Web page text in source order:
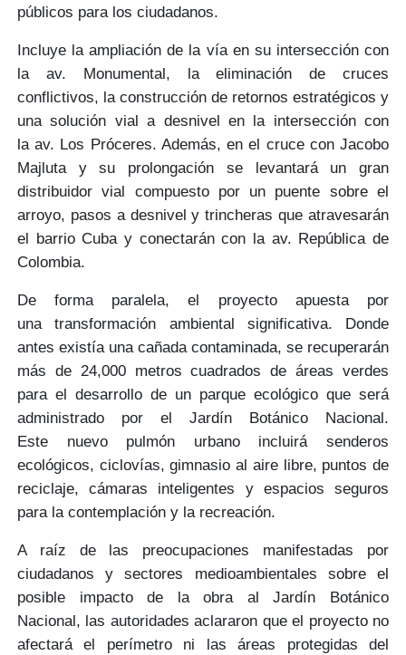
públicos para los ciudadanos.
Incluye la ampliación de la vía en su intersección con
la av. Monumental, la eliminación de cruces
conflictivos, la construcción de retornos estratégicos y
unasolución vial a desnivel en la intersección con
laav. Los Próceres. Además, en el cruce conJacobo
Majluta y su prolongación se levantará un gran
distribuidor vial compuesto por un puente sobre el
arroyo, pasos a desnivel y trincheras que atravesarán
el barrio Cubay conectarán con la av. República de
Colombia.
De forma paralela, el proyecto apuesta por
unatransformación ambiental significativa. Donde
antes existía una cañada contaminada, se recuperarán
más de 24,000 metros cuadrados de áreas verdes
para el desarrollo de un parque ecológico que será
administrado por el Jardín Botánico Nacional.
Este nuevo pulmón urbanoincluirá senderos
ecológicos, ciclovías, gimnasio al aire libre, puntos de
reciclaje, cámaras inteligentes y espacios seguros
para la contemplación y la recreación.
A raíz de las preocupaciones manifestadas por
ciudadanos y sectores medioambientales sobre el
posible impacto de la obra al Jardín Botánico
Nacional, las autoridades aclararon que el proyecto no
afectará el perímetro ni las áreas protegidas del